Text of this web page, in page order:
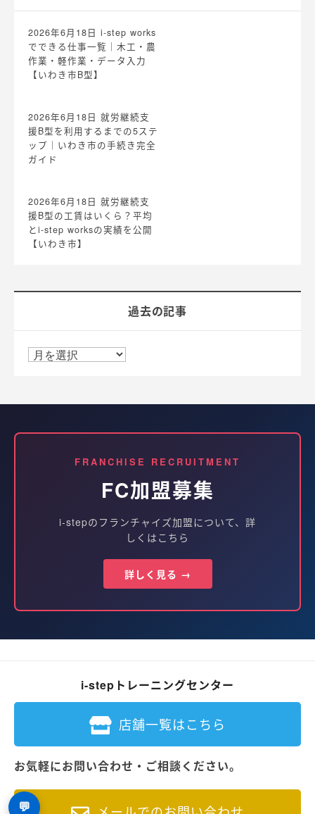
2026年6月18日 i-step works
でできる仕事一覧｜木工・農
作業・軽作業・データ入力
【いわき市B型】
2026年6月18日 就労継続支
援B型を利用するまでの5ステ
ップ｜いわき市の手続き完全
ガイド
2026年6月18日 就労継続支
援B型の工賃はいくら？平均
とi-step worksの実績を公開
【いわき市】
過去の記事
FRANCHISE RECRUITMENT
FC加盟募集
i-stepのフランチャイズ加盟について、詳
しくはこちら
詳しく見る →
i-stepトレーニングセンター
店舗一覧はこちら
お気軽にお問い合わせ・ご相談ください。
💬